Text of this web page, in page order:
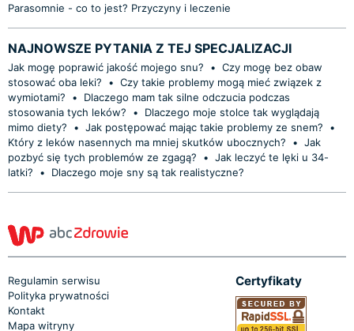
Parasomnie - co to jest? Przyczyny i leczenie
NAJNOWSZE PYTANIA Z TEJ SPECJALIZACJI
Jak mogę poprawić jakość mojego snu? • Czy mogę bez obaw
stosować oba leki?
• Czy takie problemy mogą mieć związek z
wymiotami?
•
Dlaczego mam tak silne odczucia podczas
stosowania tych leków?
•
Dlaczego moje stolce tak wyglądają
mimo diety?
• Jak postępować mając takie problemy ze snem?
•
Który z leków nasennych ma mniej skutków ubocznych?
• Jak
pozbyć się tych problemów ze zgagą?
• Jak leczyć te lęki u 34-
latki?
• Dlaczego moje sny są tak realistyczne?
Regulamin serwisu
Polityka prywatności
Kontakt
Mapa witryny
Certyfikaty